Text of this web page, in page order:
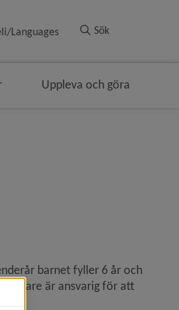
Languages Sök
Uppleva och göra
barnet fyller 6 år och
är ansvarig för att